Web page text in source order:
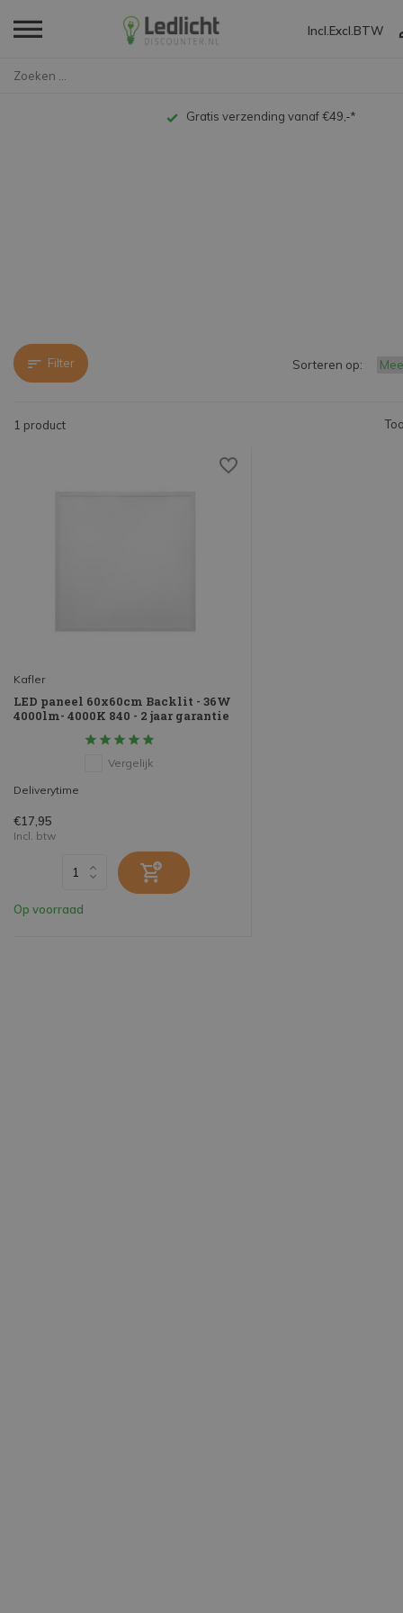
Incl. Excl. BTW
Gratis verzending vanaf €49,-*
Filter
1 product
Sorteren op:
Kafler
LED paneel 60x60cm Backlit - 36W
4000lm- 4000K 840 - 2 jaar garantie
Vergelijk
Deliverytime
€17,95
Incl. btw
Op voorraad